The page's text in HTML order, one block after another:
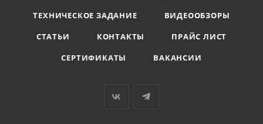
ТЕХНИЧЕСКОЕ ЗАДАНИЕ
ВИДЕООБЗОРЫ
СТАТЬИ
КОНТАКТЫ
ПРАЙС ЛИСТ
СЕРТИФИКАТЫ
ВАКАНСИИ